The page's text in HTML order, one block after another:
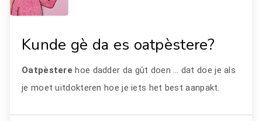
Kunde gè da es oatpèstere?
Oatpèsterehoe dadder da gût doen … dat doe je als
je moet uitdokteren hoe je iets het best aanpakt.